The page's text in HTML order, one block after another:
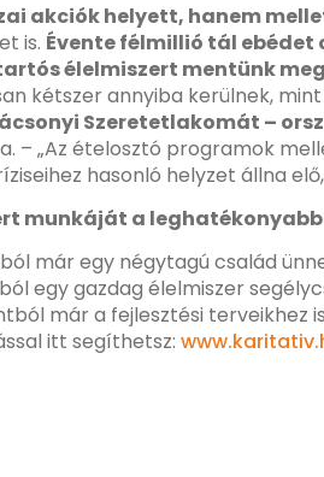
akciók helyett, hanem
is. Évente félmillió tál ebédet
élelmiszert mentünk
kétszer annyiba kerülnek,
Szeretetlakomát –
– „Az ételosztó programok
hasonló helyzet állna
munkáját a
már egy négytagú család
egy gazdag élelmiszer
már a fejlesztési terveikhez
itt segíthetsz: